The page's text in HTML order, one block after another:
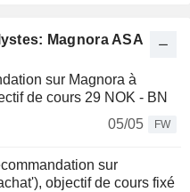
Magnora ASA
sur Magnora à
de cours 29 NOK - BN
05/05
FW
sur
objectif de cours fixé